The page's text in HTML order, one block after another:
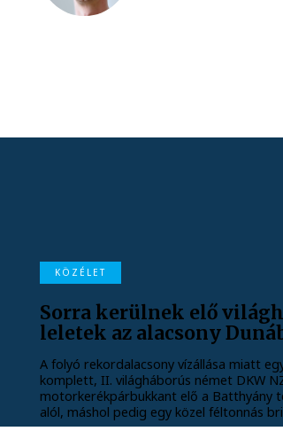
KÖZÉLET
Sorra kerülnek elő
leletek az alacsony
A folyó rekordalacsony vízállása miatt
komplett, II. világháborús német DKW
motorkerékpárbukkant elő a Batthyány
alól, máshol pedig egy közel féltonnás